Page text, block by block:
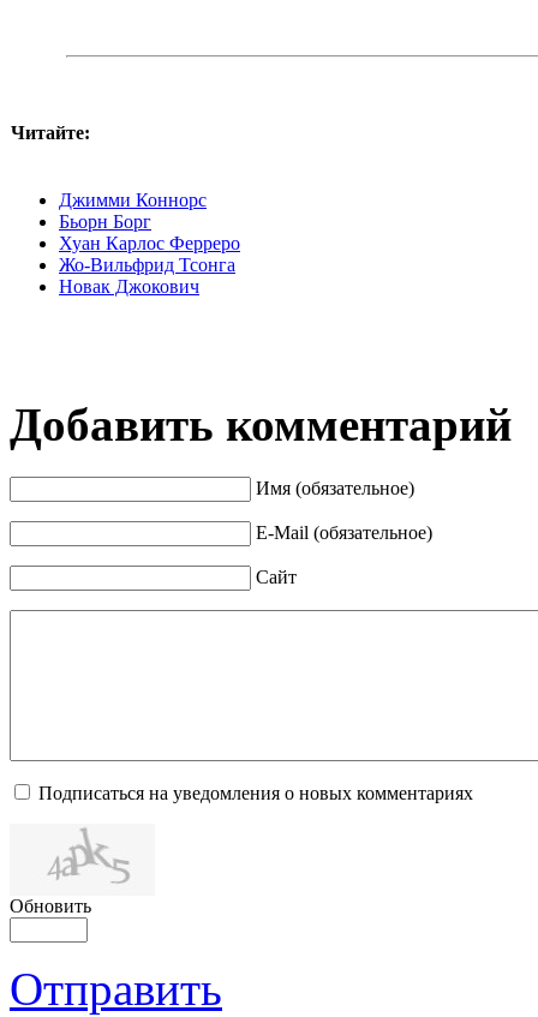
Читайте:
Джимми Коннорс
Бьорн Борг
Хуан Карлос Ферреро
Жо-Вильфрид Тсонга
Новак Джокович
Добавить комментарий
Имя (обязательное)
E-Mail (обязательное)
Сайт
Подписаться на уведомления о новых комментариях
Обновить
Отправить